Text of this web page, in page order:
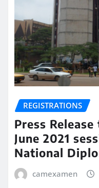
REGISTRATIONS
Press
June 2021
National
camexamen